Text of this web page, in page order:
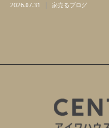
家売るブログ